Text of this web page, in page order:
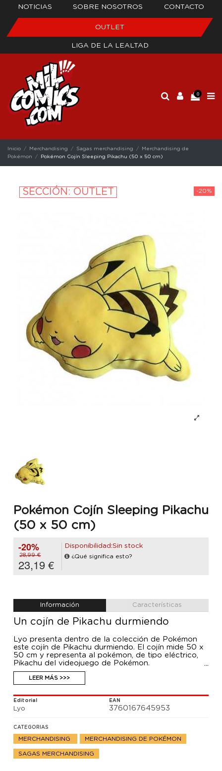
NOTICIAS SOBRE NOSOTROS CONTACTO
OUTLET
LIGA DE LA LEALTAD
0
Inicio Merchandising Sagas merchandising
Merchandising de
Pokémon
Pokémon Cojín Sleeping Pikachu (50 x 50 cm)
-20%
SECCIÓN: OUTLET
Pokémon Cojín Sleeping Pikachu
(50 x 50 cm)
-20%
28,99 €
23,19 €
Disponibilidad:Sin stock
¿Qué significa esto?
Información Características
Un cojín de Pikachu durmiendo
Lyo presenta dentro de la colección de Pokémon
este cojín de Pikachu durmiendo. El cojín mide 50 x
50 cm y representa al pokémon, de tipo eléctrico,
Pikachu del videojuego de Pokémon.
LEER MÁS >>>
Editorial
Lyo
EAN
3760167645953
CATEGORIAS
MERCHANDISING MERCHANDISING DE POKÉMON
SAGAS MERCHANDISING